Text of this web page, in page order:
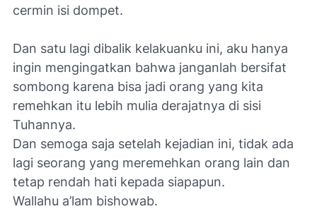
cermin isi dompet.
Dan satu lagi dibalik kelakuanku ini, aku hanya
ingin mengingatkan bahwa janganlah bersifat
sombong karena bisa jadi orang yang kita
remehkan itu lebih mulia derajatnya di sisi
Tuhannya.
Dan semoga saja setelah kejadian ini, tidak ada
lagi seorang yang meremehkan orang lain dan
tetap rendah hati kepada siapapun.
Wallahu a’lam bishowab.